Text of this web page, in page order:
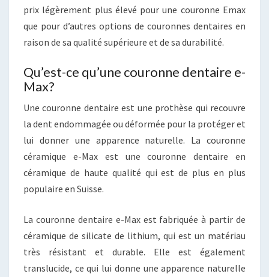
prix légèrement plus élevé pour une couronne Emax
que pour d’autres options de couronnes dentaires en
raison de sa qualité supérieure et de sa durabilité.
Qu’est-ce qu’une couronne dentaire e-
Max?
Une couronne dentaire est une prothèse qui recouvre
la dent endommagée ou déformée pour la protéger et
lui donner une apparence naturelle. La couronne
céramique e-Max est une couronne dentaire en
céramique de haute qualité qui est de plus en plus
populaire en Suisse.
La couronne dentaire e-Max est fabriquée à partir de
céramique de silicate de lithium, qui est un matériau
très résistant et durable. Elle est également
translucide, ce qui lui donne une apparence naturelle